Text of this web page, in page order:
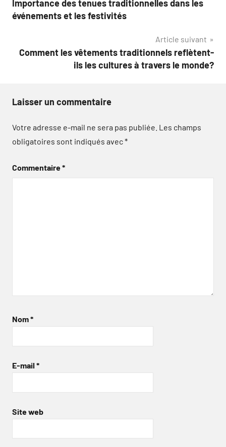
de
Importance des tenues traditionnelles dans les
événements et les festivités
Article suivant
Comment les vêtements traditionnels reflètent-
ils les cultures à travers le monde?
Laisser un commentaire
Votre adresse e-mail ne sera pas publiée. Les champs
obligatoires sont indiqués avec*
Commentaire*
Nom*
E-mail *
Site web